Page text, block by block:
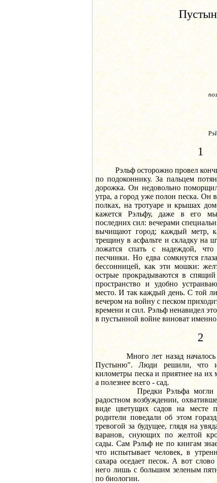
1
Рэльф осторожно провел
по подоконнику. За пальцем
дорожка. Он недовольно
утра, а город уже полон песка. Он
полках, на тротуаре и крышах
кажется Рэльфу, даже в его
последних сил: вечерами
вычищают город; каждый метр,
трещину в асфальте и складку на
ложатся спать с надеждой,
песчинки. Но едва сомкнутся
бессонницей, как эти мошки:
острые прокрадываются в
пространство и удобно
место. И так каждый день. С той
вечером на войну с песком
времени и сил. Рэльф ненавидел
в пустынной войне виноват именно
2
Много лет назад началось
Пустыню". Люди решили, что
километры песка и приятнее на их
а полезнее всего - сад.
Предки Рэльфа могли бы
радостном возбуждении,
виде цветущих садов на месте
родители поведали об этом
тревогой за будущее, глядя на
варанов, снующих по желтой
сады. Сам Рэльф не по книгам
что испытывает человек, в
сахара оседает песок. А вот
него лишь с большим зеленым
по биологии.